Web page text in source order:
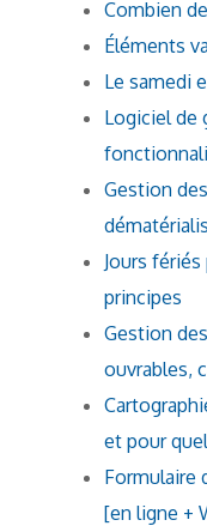
Combien
Éléments
Le samedi
Logiciel de
Gestion
Jours
principes
Gestion
ouvrables,
et pour
Formulaire
[en ligne +